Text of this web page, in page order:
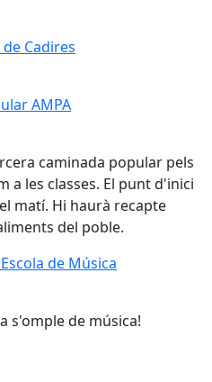
Cadires
Cadires
AMPA
AMPA
caminada popular pels
a les classes. El punt d'inici
matí. Hi haurà recapte
del poble.
de Música
de Música
s'omple de música!